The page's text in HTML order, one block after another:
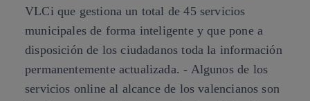
VLCi que gestiona un total de 45 servicios
municipales de forma inteligente y que pone a
disposición de los ciudadanos toda la información
permanentemente actualizada. - Algunos de los
servicios online al alcance de los valencianos son